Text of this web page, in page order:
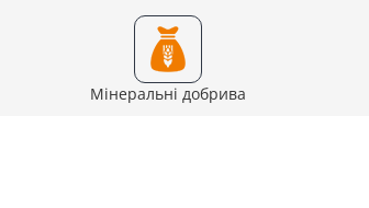
Мінеральні добрива